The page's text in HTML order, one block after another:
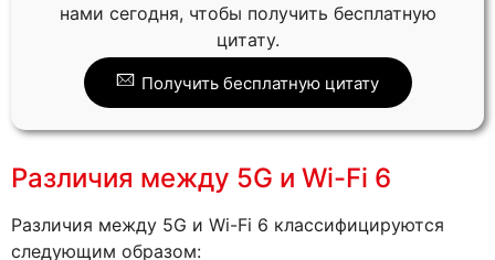
нами сегодня, чтобы получить бесплатную
цитату.
Получить бесплатную цитату
Различия между 5G и Wi-Fi 6
Различия между 5G и Wi-Fi 6 классифицируются
следующим образом: